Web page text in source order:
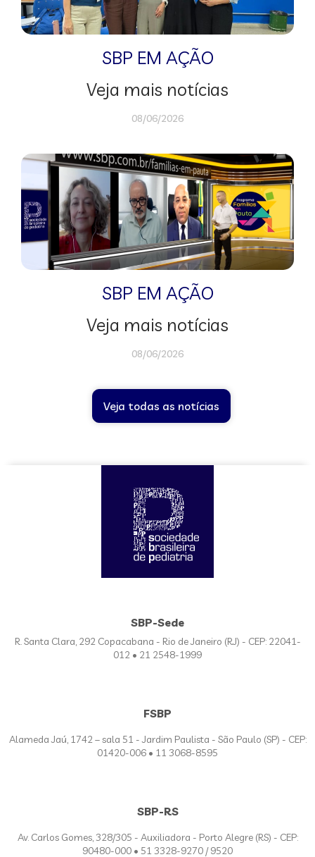
SBP EM AÇÃO
Veja mais notícias
08/06/2026
SBP EM AÇÃO
Veja mais notícias
08/06/2026
Veja todas as notícias
SBP-Sede
R. Santa Clara, 292 Copacabana - Rio de Janeiro (RJ) - CEP: 22041-
012 • 21 2548-1999
FSBP
Alameda Jaú, 1742 – sala 51 - Jardim Paulista - São Paulo (SP) - CEP:
01420-006 • 11 3068-8595
SBP-RS
Av. Carlos Gomes, 328/305 - Auxiliadora - Porto Alegre (RS) - CEP:
90480-000 • 51 3328-9270 / 9520